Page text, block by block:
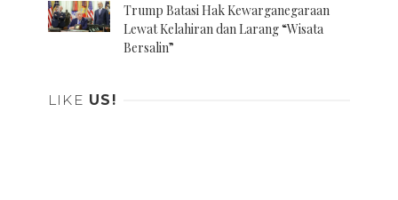
Trump Batasi Hak Kewarganegaraan
Lewat Kelahiran dan Larang “Wisata
Bersalin”
LIKE US!